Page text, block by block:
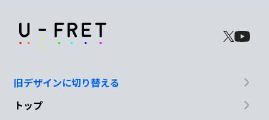
旧デザインに切り替える
トップ